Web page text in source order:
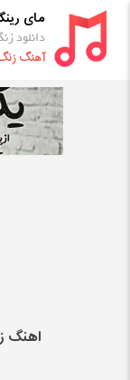
مای
دانلود
آهنگ
اهنگ